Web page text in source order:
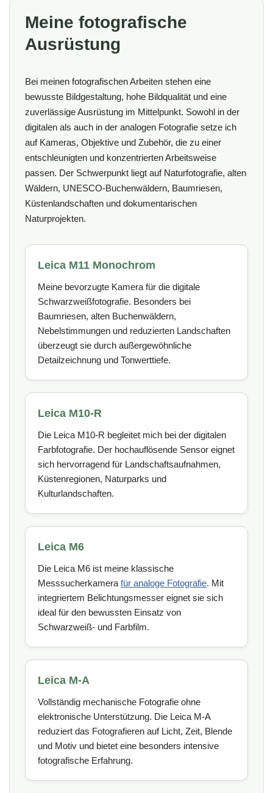
Meine fotografische
Ausrüstung
Bei meinen fotografischen Arbeiten stehen eine
bewusste Bildgestaltung, hohe Bildqualität und eine
zuverlässige Ausrüstung im Mittelpunkt. Sowohl in der
digitalen als auch in der analogen Fotografie setze ich
auf Kameras, Objektive und Zubehör, die zu einer
entschleunigten und konzentrierten Arbeitsweise
passen. Der Schwerpunkt liegt auf Naturfotografie, alten
Wäldern, UNESCO-Buchenwäldern, Baumriesen,
Küstenlandschaften und dokumentarischen
Naturprojekten.
Leica M11 Monochrom
Meine bevorzugte Kamera für die digitale
Schwarzweißfotografie. Besonders bei
Baumriesen, alten Buchenwäldern,
Nebelstimmungen und reduzierten Landschaften
überzeugt sie durch außergewöhnliche
Detailzeichnung und Tonwerttiefe.
Leica M10-R
Die Leica M10-R begleitet mich bei der digitalen
Farbfotografie. Der hochauflösende Sensor eignet
sich hervorragend für Landschaftsaufnahmen,
Küstenregionen, Naturparks und
Kulturlandschaften.
Leica M6
Die Leica M6 ist meine klassische
Messsucherkamera für analoge Fotografie. Mit
integriertem Belichtungsmesser eignet sie sich
ideal für den bewussten Einsatz von
Schwarzweiß- und Farbfilm.
Leica M-A
Vollständig mechanische Fotografie ohne
elektronische Unterstützung. Die Leica M-A
reduziert das Fotografieren auf Licht, Zeit, Blende
und Motiv und bietet eine besonders intensive
fotografische Erfahrung.